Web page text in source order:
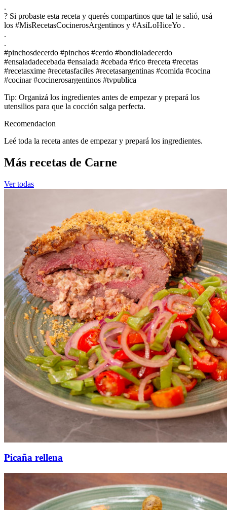
.
? Si probaste esta receta y querés compartinos que tal te salió, usá
los #MisRecetasCocinerosArgentinos y #AsiLoHiceYo .
.
.
#pinchosdecerdo #pinchos #cerdo #bondioladecerdo
#ensaladadecebada #ensalada #cebada #rico #receta #recetas
#recetasxime #recetasfaciles #recetasargentinas #comida #cocina
#cocinar #cocinerosargentinos #tvpublica
Tip: Organizá los ingredientes antes de empezar y prepará los
utensilios para que la cocción salga perfecta.
Recomendacion
Leé toda la receta antes de empezar y prepará los ingredientes.
Más recetas de Carne
Ver todas
Picaña rellena